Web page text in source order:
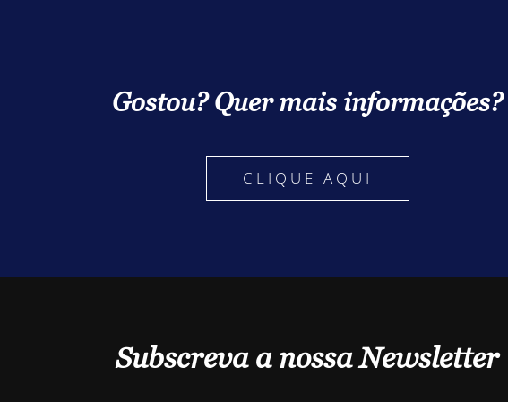
Gostou? Quer mais informações?
CLIQUE AQUI
Subscreva a nossa Newsletter